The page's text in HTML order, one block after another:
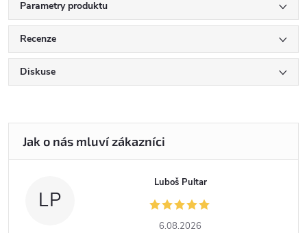
Parametry produktu
Recenze
Diskuse
LP
Luboš Pultar
6.08.2026